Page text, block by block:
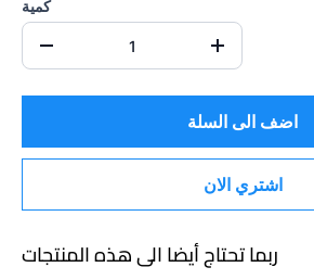
كمية
اضف الى السلة
اشتري الان
ربما تحتاج أيضا الى هذه المنتجات